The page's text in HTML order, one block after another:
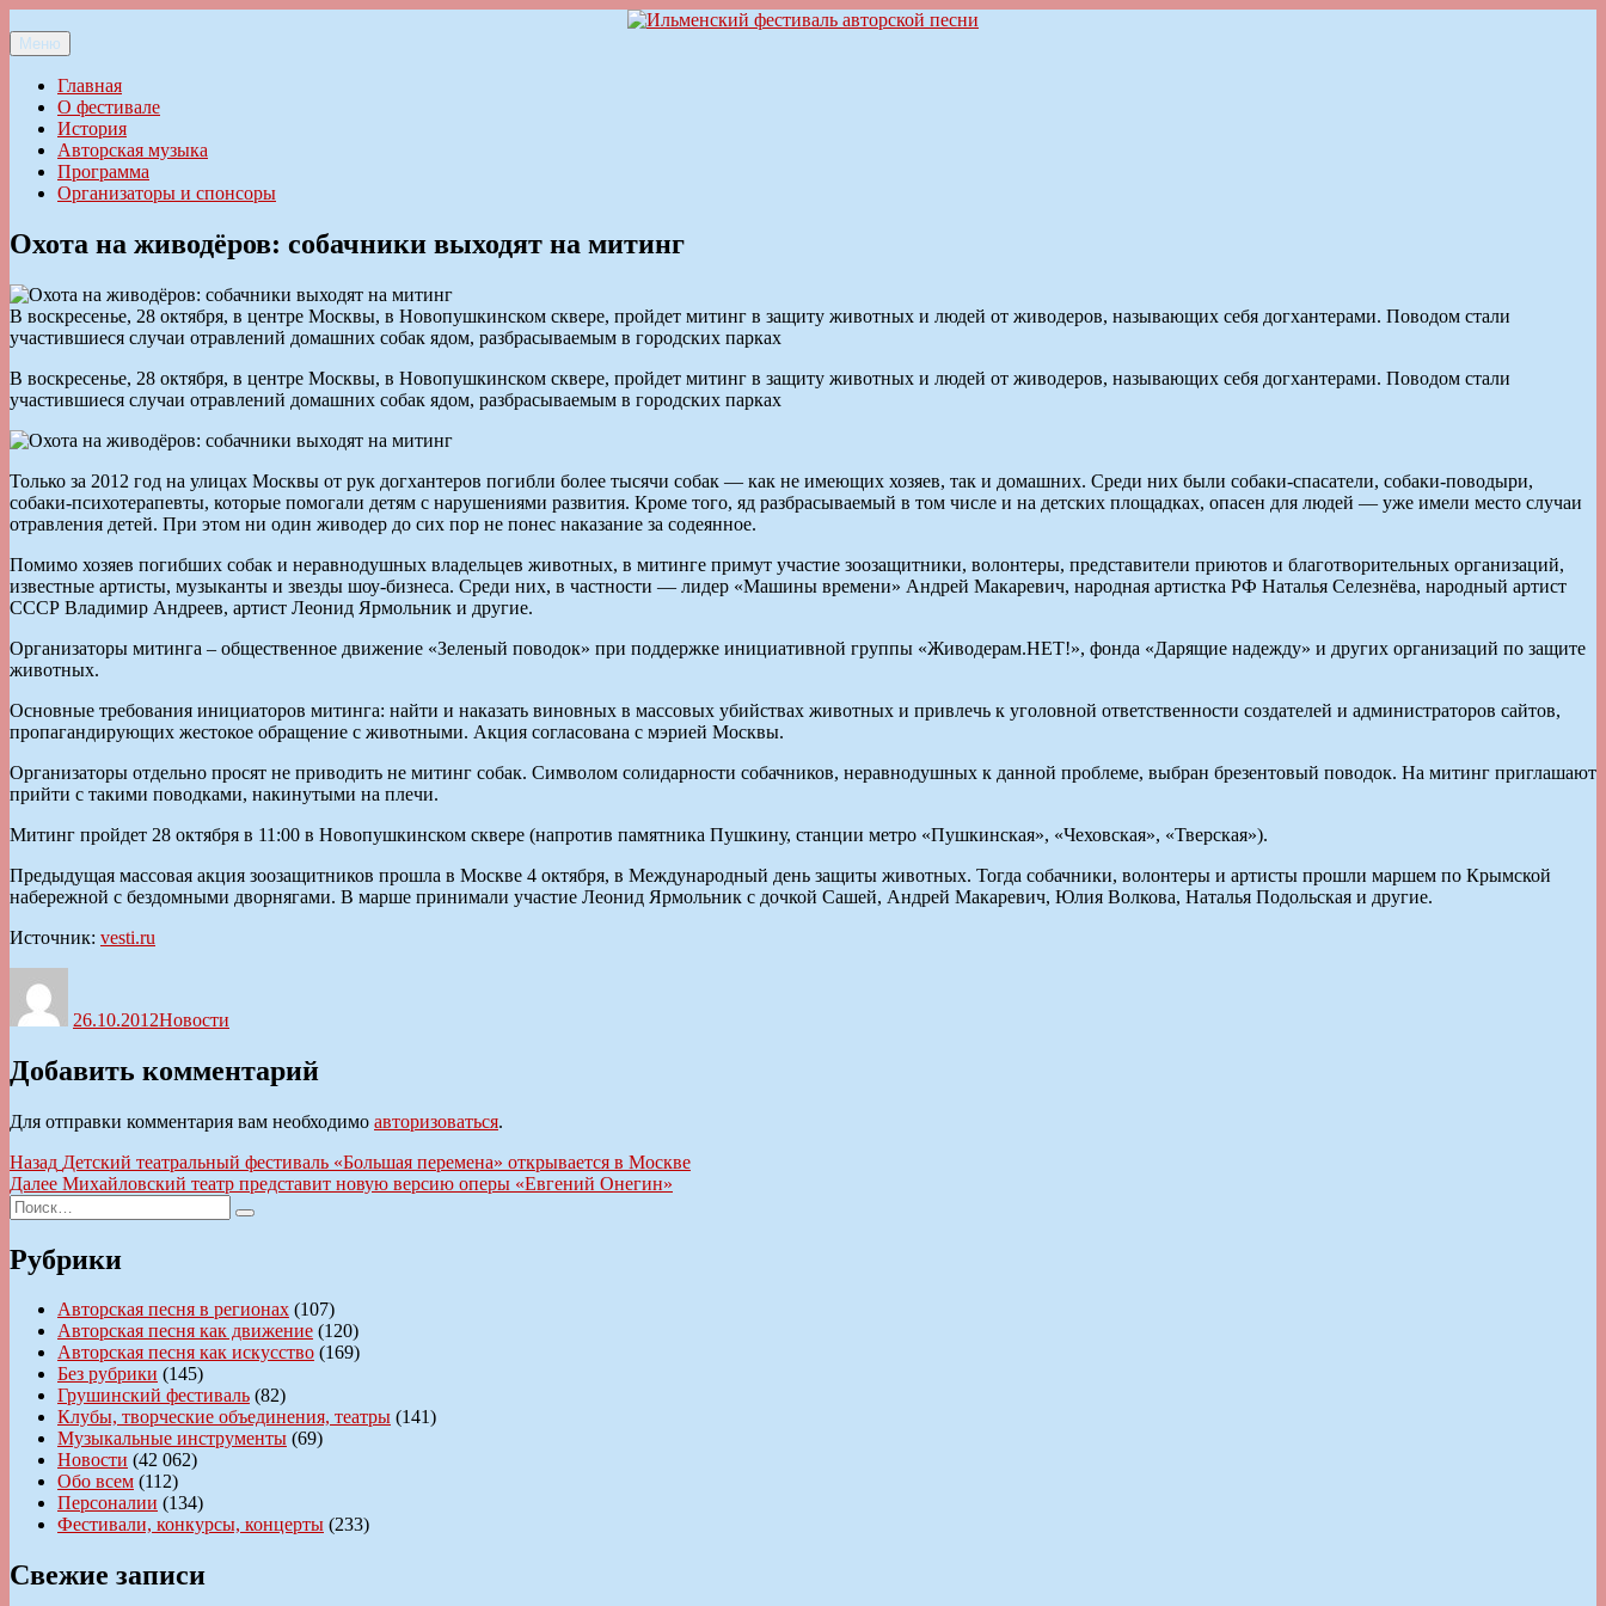
к
содержимому
Ильменский фестиваль авторской песни
Меню
Главная
О фестивале
История
Авторская музыка
Программа
Организаторы и спонсоры
Охота на живодёров: собачники выходят на митинг
В воскресенье, 28 октября, в центре Москвы, в Новопушкинском сквере, пройдет митинг в защиту животных и людей от живодеров, называющих себя догхантерами. Поводом стали
участившиеся случаи отравлений домашних собак ядом, разбрасываемым в городских парках
В воскресенье, 28 октября, в центре Москвы, в Новопушкинском сквере, пройдет митинг в защиту животных и людей от живодеров, называющих себя догхантерами. Поводом стали
участившиеся случаи отравлений домашних собак ядом, разбрасываемым в городских парках
Только за 2012 год на улицах Москвы от рук догхантеров погибли более тысячи собак — как не имеющих хозяев, так и домашних. Среди них были собаки-спасатели, собаки-поводыри,
собаки-психотерапевты, которые помогали детям с нарушениями развития. Кроме того, яд разбрасываемый в том числе и на детских площадках, опасен для людей — уже имели место случаи
отравления детей. При этом ни один живодер до сих пор не понес наказание за содеянное.
Помимо хозяев погибших собак и неравнодушных владельцев животных, в митинге примут участие зоозащитники, волонтеры, представители приютов и благотворительных организаций,
известные артисты, музыканты и звезды шоу-бизнеса. Среди них, в частности — лидер «Машины времени» Андрей Макаревич, народная артистка РФ Наталья Селезнёва, народный артист
СССР Владимир Андреев, артист Леонид Ярмольник и другие.
Организаторы митинга – общественное движение «Зеленый поводок» при поддержке инициативной группы «Живодерам.НЕТ!», фонда «Дарящие надежду» и других организаций по защите
животных.
Основные требования инициаторов митинга: найти и наказать виновных в массовых убийствах животных и привлечь к уголовной ответственности создателей и администраторов сайтов,
пропагандирующих жестокое обращение с животными. Акция согласована с мэрией Москвы.
Организаторы отдельно просят не приводить не митинг собак. Символом солидарности собачников, неравнодушных к данной проблеме, выбран брезентовый поводок. На митинг приглашают
прийти с такими поводками, накинутыми на плечи.
Митинг пройдет 28 октября в 11:00 в Новопушкинском сквере (напротив памятника Пушкину, станции метро «Пушкинская», «Чеховская», «Тверская»).
Предыдущая массовая акция зоозащитников прошла в Москве 4 октября, в Международный день защиты животных. Тогда собачники, волонтеры и артисты прошли маршем по Крымской
набережной с бездомными дворнягами. В марше принимали участие Леонид Ярмольник с дочкой Сашей, Андрей Макаревич, Юлия Волкова, Наталья Подольская и другие.
Источник: vesti.ru
26.10.2012Новости
Добавить комментарий
Для отправки комментария вам необходимо авторизоваться.
Навигация
по
записям
Назад Предыдущая
запись:
Детский театральный фестиваль «Большая перемена» открывается в Москве
Далее Следующая
Михайловский театр представит новую версию оперы «Евгений Онегин»
Искать:
Поиск
Рубрики
Авторская песня в регионах (107)
Авторская песня как движение (120)
Авторская песня как искусство (169)
Без рубрики (145)
Грушинский фестиваль (82)
Клубы, творческие объединения, театры (141)
Музыкальные инструменты (69)
Новости (42 062)
Обо всем (112)
Персоналии (134)
Фестивали, конкурсы, концерты (233)
Свежие записи